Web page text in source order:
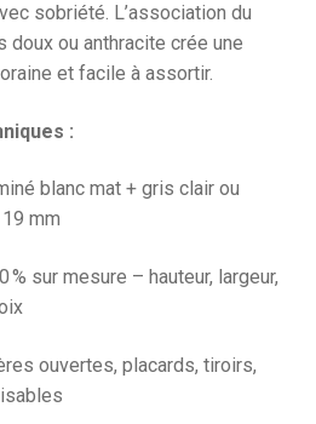
sobriété. L’association du
doux ou anthracite crée une
et facile à assortir.
:
blanc mat + gris clair ou
mm
% sur mesure – hauteur, largeur,
ouvertes, placards, tiroirs,